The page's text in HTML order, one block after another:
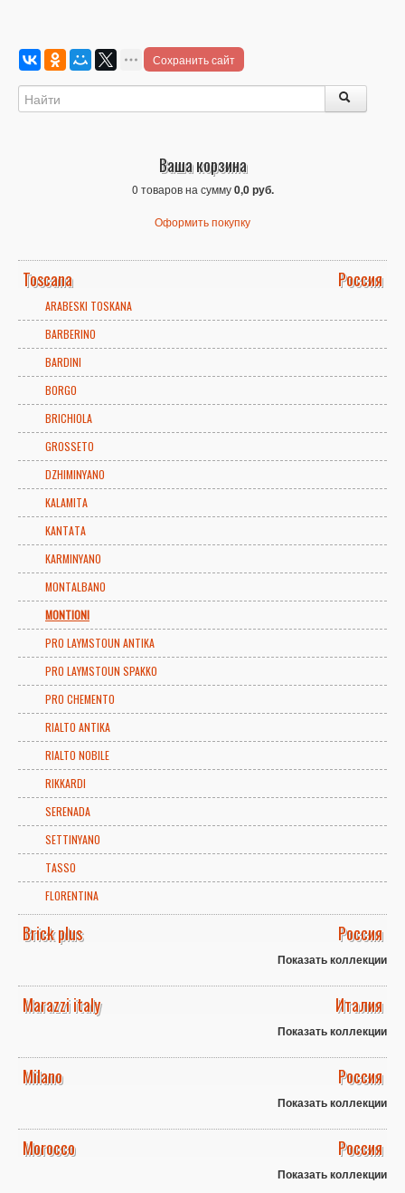
Сохранить сайт
Ваша корзина
0 товаров на сумму0,0 руб.
Оформить покупку
Toscana Россия
ARABESKI TOSKANA
BARBERINO
BARDINI
BORGO
BRICHIOLA
GROSSETO
DZHIMINYANO
KALAMITA
KANTATA
KARMINYANO
MONTALBANO
MONTIONI
PRO LAYMSTOUN ANTIKA
PRO LAYMSTOUN SPAKKO
PRO CHEMENTO
RIALTO ANTIKA
RIALTO NOBILE
RIKKARDI
SERENADA
SETTINYANO
TASSO
FLORENTINA
Brick plus Россия
Показать коллекции
Marazzi italy Италия
Показать коллекции
Milano Россия
Показать коллекции
Morocco Россия
Показать коллекции